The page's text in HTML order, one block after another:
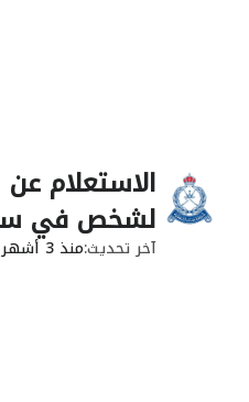
الاستعلام عن
لشخص في
آخر تحديثمنذ 3 أشهر